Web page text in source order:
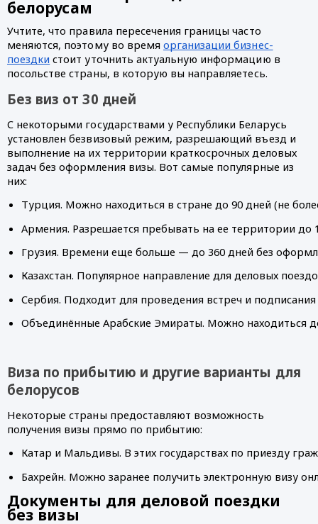
белорусам
Учтите, что правила пересечения границы часто
меняются, поэтому во время организации бизнес-
поездки стоит уточнить актуальную информацию в
посольстве страны, в которую вы направляетесь.
Без виз от 30 дней
С некоторыми государствами у Республики Беларусь
установлен безвизовый режим, разрешающий въезд и
выполнение на их территории краткосрочных деловых
задач без оформления визы. Вот самые популярные из
них:
Турция. Можно находиться в стране до 90 дней (не
Армения. Разрешается пребывать на ее территории
Грузия. Времени еще больше — до 360 дней без
Казахстан. Популярное направление для деловых
Сербия. Подходит для проведения встреч и
Объединённые Арабские Эмираты. Можно находиться
Виза по прибытию и другие варианты для
белорусов
Некоторые страны предоставляют возможность
получения визы прямо по прибытию:
Катар и Мальдивы. В этих государствах по приезду
Бахрейн. Можно заранее получить электронную визу
Документы для деловой поездки
без визы